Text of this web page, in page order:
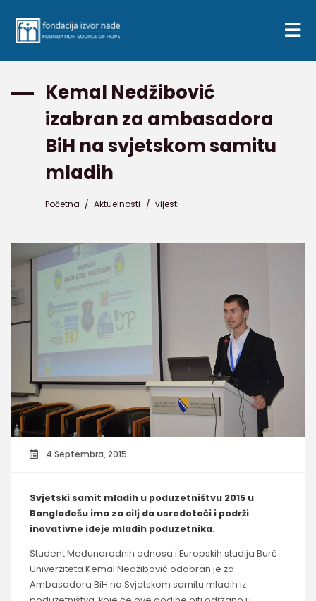
Kemal Nedžibović
izabran za ambasadora
BiH na svjetskom samitu
mladih
Početna / Aktuelnosti / vijesti
4 Septembra, 2015
Svjetski samit mladih u poduzetništvu 2015 u
Bangladešu ima za cilj da usredotoči i podrži
inovativne ideje mladih poduzetnika.
Student Međunarodnih odnosa i Europskih studija Burč
Univerziteta Kemal Nedžibović odabran je za
Ambasadora BiH na Svjetskom samitu mladih iz